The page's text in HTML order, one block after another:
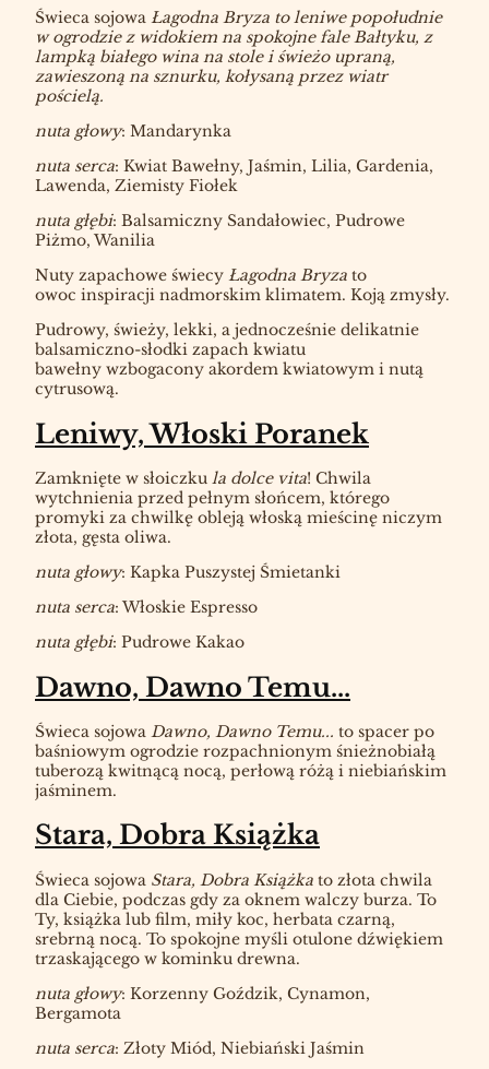
Świeca sojowa Łagodna Bryza to leniwe popołudnie
w ogrodzie z widokiem na spokojne fale Bałtyku, z
lampką białego wina na stole i świeżo upraną,
zawieszoną na sznurku, kołysaną przez wiatr
pościelą.
nuta głowy: Mandarynka
nuta serca: Kwiat Bawełny, Jaśmin, Lilia, Gardenia,
Lawenda, Ziemisty Fiołek
nuta głębi: Balsamiczny Sandałowiec, Pudrowe
Piżmo, Wanilia
Nuty zapachowe świecy Łagodna Bryza to
owoc inspiracji nadmorskim klimatem. Koją zmysły.
Pudrowy, świeży, lekki, a jednocześnie delikatnie
balsamiczno-słodki zapach kwiatu
bawełny wzbogacony akordem kwiatowym i nutą
cytrusową.
Leniwy, Włoski Poranek
Zamknięte w słoiczku la dolce vita! Chwila
wytchnienia przed pełnym słońcem, którego
promyki za chwilkę obleją włoską mieścinę niczym
złota, gęsta oliwa.
nuta głowy: Kapka Puszystej Śmietanki
nuta serca: Włoskie Espresso
nuta głębi: Pudrowe Kakao
Dawno, Dawno Temu...
Świeca sojowa Dawno, Dawno Temu... to spacer po
baśniowym ogrodzie rozpachnionym śnieżnobiałą
tuberozą kwitnącą nocą, perłową różą i niebiańskim
jaśminem.
Stara, Dobra Książka
Świeca sojowa Stara, Dobra Książka to złota chwila
dla Ciebie, podczas gdy za oknem walczy burza. To
Ty, książka lub film, miły koc, herbata czarną,
srebrną nocą. To spokojne myśli otulone dźwiękiem
trzaskającego w kominku drewna.
nuta głowy: Korzenny Goździk, Cynamon,
Bergamota
nuta serca: Złoty Miód, Niebiański Jaśmin